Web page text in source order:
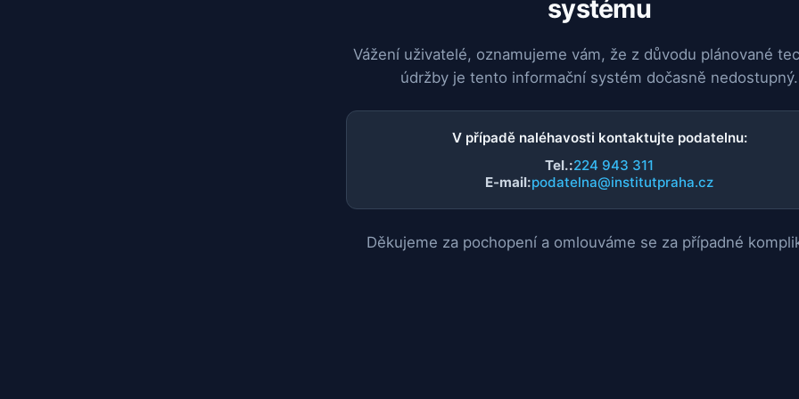
systému
Vážení uživatelé, oznamujeme vám, že z důvodu plánované
údržby je tento informační systém dočasně nedostupný.
V případě naléhavosti kontaktujte podatelnu:
Tel.:224 943 311
E-mail:podatelna@institutpraha.cz
Děkujeme za pochopení a omlouváme se za případné